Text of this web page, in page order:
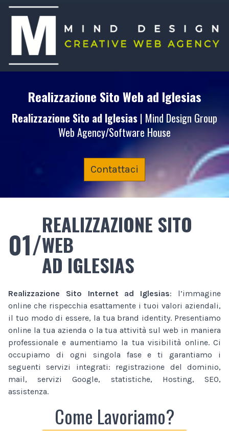
Realizzazione Sito Web ad Iglesias
Realizzazione Sito ad Iglesias | Mind Design Group
Web Agency/Software House
Contattaci
01/
REALIZZAZIONE SITO
WEB
AD IGLESIAS
Realizzazione Sito Internet ad Iglesias: l’immagine
online che rispecchia esattamente i tuoi valori aziendali,
il tuo modo di essere, la tua brand identity. Presentiamo
online la tua azienda o la tua attività sul web in maniera
professionale e aumentiamo la tua visibilità online. Ci
occupiamo di ogni singola fase e ti garantiamo i
seguenti servizi integrati: registrazione del dominio,
mail, servizi Google, statistiche, Hosting, SEO,
assistenza.
Come Lavoriamo?